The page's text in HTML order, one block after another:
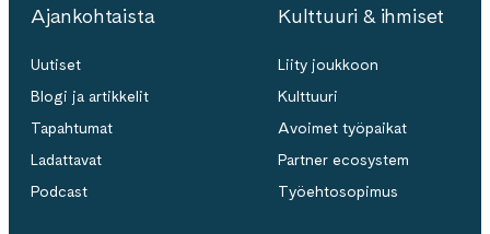
Ajankohtaista
Uutiset
Blogi ja artikkelit
Tapahtumat
Ladattavat
Podcast
Kulttuuri & ihmiset
Liity joukkoon
Kulttuuri
Avoimet työpaikat
Partner ecosystem
Työehtosopimus